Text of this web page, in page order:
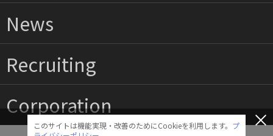
News
Recruiting
Corporation
このサイトは機能実現・改善のためにCookieを利用します。 プ